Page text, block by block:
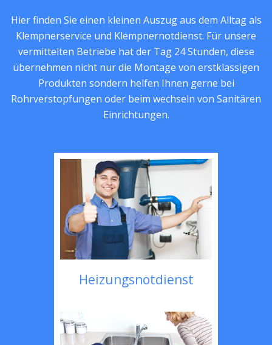
Hier finden Sie einen kleinen Auszug aus dem Alltag als
Klempnerservice und Klempnernotdienst. Für unsere
vermittelten Betriebe hat der Tag 24 Stunden, diese
übernehmen nicht nur die Montage von erstklassigen
Produkten sondern helfen Ihnen gerne bei
Rohrverstopfungen oder beim wechseln von Sanitären
Einrichtungen.
Heizungsnotdienst